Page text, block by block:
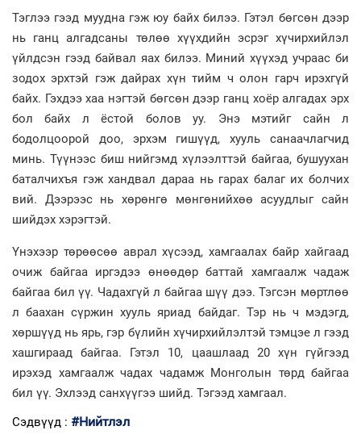
Тэглээ гээд муудна гэж юу байх билээ. Гэтэл бөгсөн дээр
нь ганц алгадсаны төлөө хүүхдийн эсрэг хүчирхийлэл
үйлдсэн гээд байвал яах билээ. Миний хүүхэд учраас би
зодох эрхтэй гэж дайрах хүн тийм ч олон гарч ирэхгүй
байх. Гэхдээ хаа нэгтэй бөгсөн дээр ганц хоёр алгадах эрх
бол байх л ёстой болов уу. Энэ мэтийг сайн л
бодолцоорой доо, эрхэм гишүүд, хууль санаачлагчид
минь. Түүнээс биш нийгэмд хүлээлттэй байгаа, бушуухан
баталчихъя гэж хандвал дараа нь гарах балаг их болчих
вий. Дээрээс нь хөрөнгө мөнгөнийхөө асуудлыг сайн
шийдэх хэрэгтэй.
Үнэхээр төрөөсөө аврал хүсээд, хамгаалах байр хайгаад
очиж байгаа иргэдээ өнөөдөр баттай хамгаалж чадаж
байгаа бил үү. Чадахгүй л байгаа шүү дээ. Тэгсэн мөртлөө
л баахан сүржин хууль яриад байдаг. Тэр нь ч мэдэгд,
хөршүүд нь ярь, гэр бүлийн хүчирхийлэлтэй тэмцэе л гээд
хашгираад байгаа. Гэтэл 10, цаашлаад 20 хүн гүйгээд
ирэхэд хамгаалж чадах чадамж Монголын төрд байгаа
бил үү. Эхлээд санхүүгээ шийд. Тэгээд хамгаал.
Сэдвүүд : #Нийтлэл